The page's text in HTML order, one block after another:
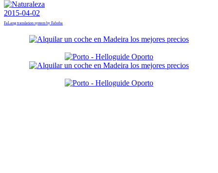
2015-04-02
FaLang translation system by Faboba